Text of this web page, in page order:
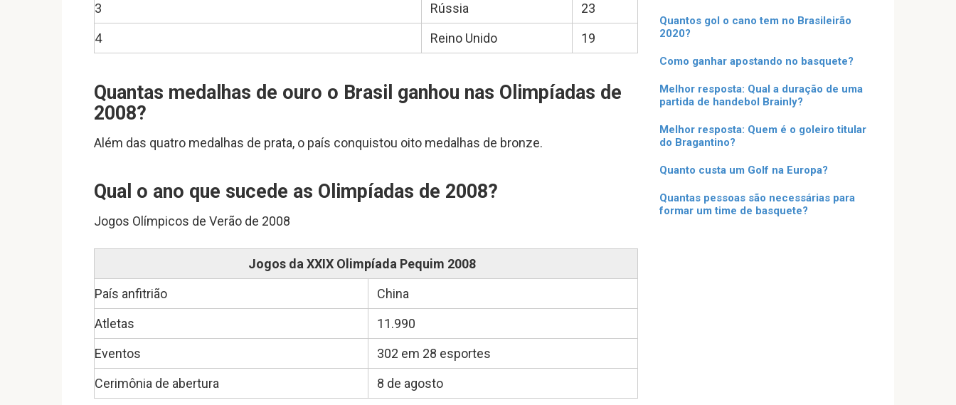
3
Rússia
23
4
Reino Unido 19
Quantas medalhas de ouro o Brasil ganhou nas Olimpíadas de
2008?
Além das quatro medalhas de prata, o país conquistou oito medalhas de bronze.
Qual o ano que sucede as Olimpíadas de 2008?
Jogos Olímpicos de Verão de 2008
Jogos da XXIX Olimpíada Pequim 2008
País anfitrião
China
Atletas
11.990
Eventos
302 em 28 esportes
Cerimônia de abertura
8 de agosto
Quantos gol o cano tem no Brasileirão
2020?
Como ganhar apostando no basquete?
Melhor resposta: Qual a duração de uma
partida de handebol Brainly?
Melhor resposta: Quem é o goleiro titular
do Bragantino?
Quanto custa um Golf na Europa?
Quantas pessoas são necessárias para
formar um time de basquete?